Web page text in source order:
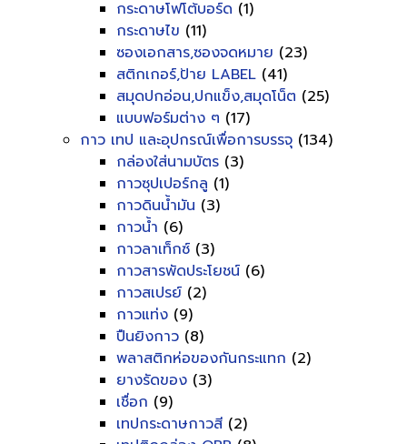
กระดาษโฟโต้บอร์ด (1)
กระดาษไข (11)
ซองเอกสาร,ซองจดหมาย (23)
สติกเกอร์,ป้าย LABEL (41)
สมุดปกอ่อน,ปกแข็ง,สมุดโน็ต (25)
แบบฟอร์มต่าง ๆ (17)
กาว เทป และอุปกรณ์เพื่อการบรรจุ (134)
กล่องใส่นามบัตร (3)
กาวซุปเปอร์กลู (1)
กาวดินน้ำมัน (3)
กาวน้ำ (6)
กาวลาเท็กซ์ (3)
กาวสารพัดประโยชน์ (6)
กาวสเปรย์ (2)
กาวแท่ง (9)
ปืนยิงกาว (8)
พลาสติกห่อของกันกระแทก (2)
ยางรัดของ (3)
เชื่อก (9)
เทปกระดาษกาวสี (2)